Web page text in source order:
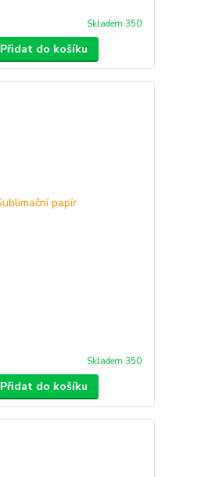
Skladem 350
Přidat do košíku
Skladem 350
Přidat do košíku